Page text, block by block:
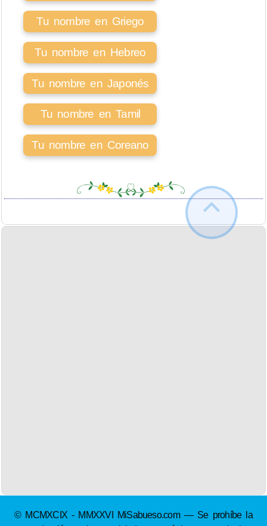
Tu nombre en Griego
Tu nombre en Hebreo
Tu nombre en Japonés
Tu nombre en Tamil
Tu nombre en Coreano
© MCMXCIX - MMXXVI MiSabueso.com — Se prohíbe la